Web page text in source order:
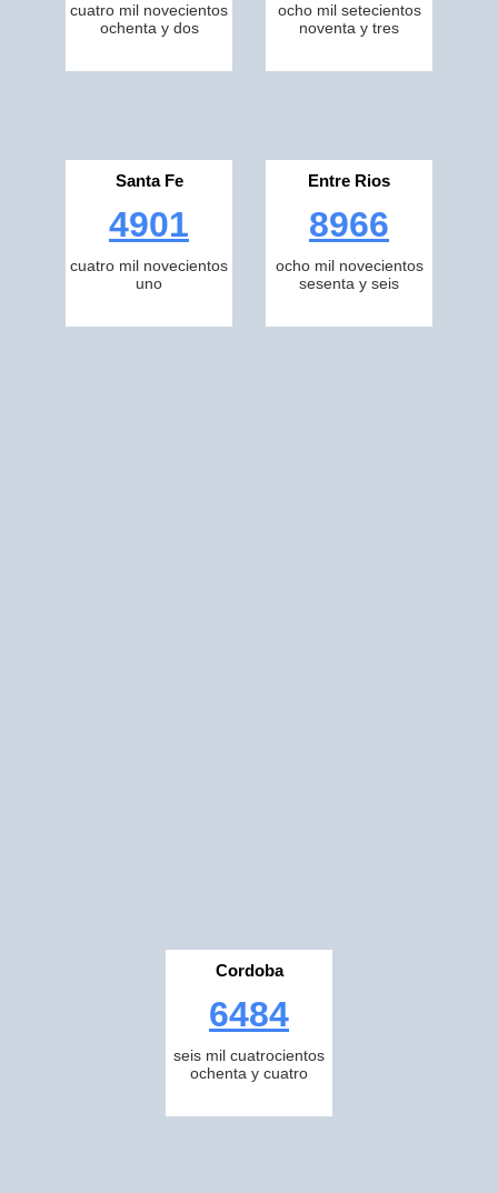
cuatro mil novecientos
ochenta y dos
ocho mil setecientos
noventa y tres
Santa Fe
4901
cuatro mil novecientos
uno
Entre Rios
8966
ocho mil novecientos
sesenta y seis
Cordoba
6484
seis mil cuatrocientos
ochenta y cuatro